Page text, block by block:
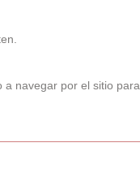
a navegar por el sitio para